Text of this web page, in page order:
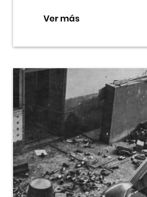
Ver más